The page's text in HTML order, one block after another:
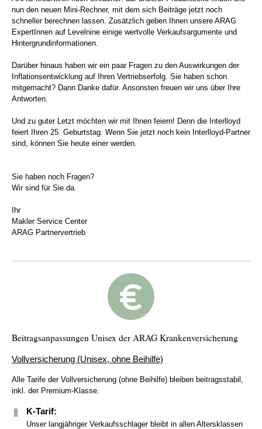
nun den neuen Mini-Rechner, mit dem sich Beiträge jetzt noch
schneller berechnen lassen. Zusätzlich geben Ihnen unsere ARAG
ExpertInnen auf Levelnine einige wertvolle Verkaufsargumente und
Hintergrundinformationen.
Darüber hinaus haben wir ein paar Fragen zu den Auswirkungen der
Inflationsentwicklung auf Ihren Vertriebserfolg. Sie haben schon
mitgemacht? Dann Danke dafür. Ansonsten freuen wir uns über Ihre
Antworten.
Und zu guter Letzt möchten wir mit Ihnen feiern! Denn die Interlloyd
feiert Ihren 25. Geburtstag. Wenn Sie jetzt noch kein Interlloyd-Partner
sind, können Sie heute einer werden.
Sie haben noch Fragen?
Wir sind für Sie da.
Ihr
Makler Service Center
ARAG Partnervertrieb
Beitragsanpassungen Unisex der ARAG Krankenversicherung
Vollversicherung (Unisex, ohne Beihilfe)
Alle Tarife der Vollversicherung (ohne Beihilfe) bleiben beitragsstabil,
inkl. der Premium-Klasse.
K-Tarif:
Unser langjähriger Verkaufsschlager bleibt in allen Altersklassen